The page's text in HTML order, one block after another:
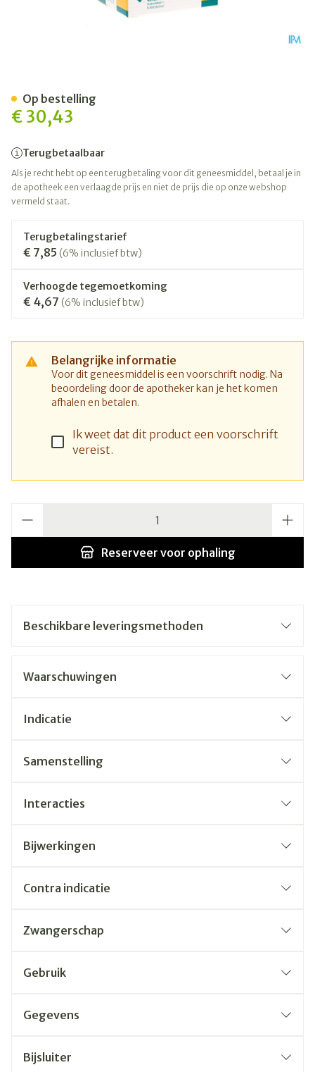
€ 30,43
Terugbetaalbaar
Als je recht hebt op een terugbetaling voor dit geneesmiddel, betaal je in
de apotheek een verlaagde prijs en niet de prijs die op onze webshop
vermeld staat.
Terugbetalingstarief
€ 7,85 (6% inclusief btw)
Verhoogde tegemoetkoming
€ 4,67 (6% inclusief btw)
Belangrijke informatie
Voor dit geneesmiddel is een voorschrift nodig. Na
beoordeling door de apotheker kan je het komen
afhalen en betalen.
Ik weet dat dit product een voorschrift
vereist.
Reserveer voor ophaling
Op bestelling
Beschikbare leveringsmethoden
Waarschuwingen
Indicatie
Samenstelling
Interacties
Bijwerkingen
Contra indicatie
Zwangerschap
Gebruik
Gegevens
Bijsluiter